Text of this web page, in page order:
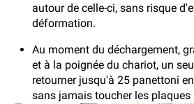
autour de celle-ci, sans risque
déformation.
Au moment du déchargement,
et à la poignée du chariot, un
retourner jusqu'à 25 panettoni
sans jamais toucher les plaques